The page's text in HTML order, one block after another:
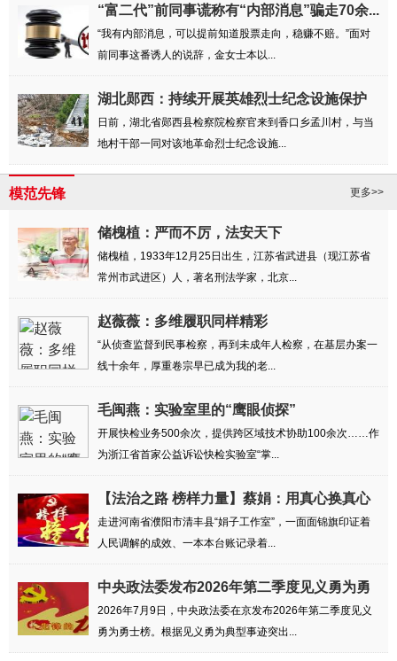
“富二代”前同事谎称有“内部消息”骗走70余...
“我有内部消息，可以提前知道股票走向，稳赚不赔。”面对
前同事这番诱人的说辞，金女士本以...
湖北郧西：持续开展英雄烈士纪念设施保护
专项...
日前，湖北省郧西县检察院检察官来到香口乡孟川村，与当
地村干部一同对该地革命烈士纪念设施...
模范先锋 更多>>
储槐植：严而不厉，法安天下
储槐植，1933年12月25日出生，江苏省武进县（现江苏省
常州市武进区）人，著名刑法学家，北京...
赵薇薇：多维履职同样精彩
“从侦查监督到民事检察，再到未成年人检察，在基层办案一
线十余年，厚重卷宗早已成为我的老...
毛闽燕：实验室里的“鹰眼侦探”
开展快检业务500余次，提供跨区域技术协助100余次……作
为浙江省首家公益诉讼快检实验室“掌...
【法治之路 榜样力量】蔡娟：用真心换真心
解民忧
走进河南省濮阳市清丰县“娟子工作室”，一面面锦旗印证着
人民调解的成效、一本本台账记录着...
中央政法委发布2026年第二季度见义勇为勇
士榜
2026年7月9日，中央政法委在京发布2026年第二季度见义
勇为勇士榜。根据见义勇为典型事迹突出...